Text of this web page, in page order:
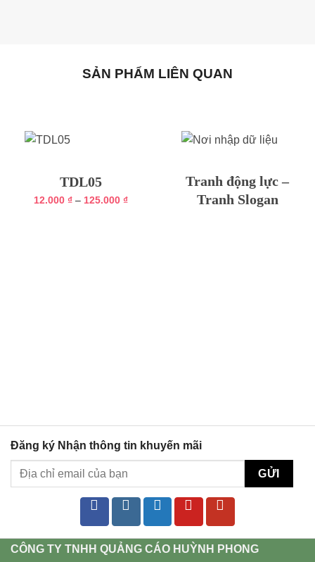
SẢN PHẨM LIÊN QUAN
TDL05
12.000 ₫ – 125.000 ₫Khoảng
Tranh động lực –
Tranh Slogan
Đăng ký Nhận thông tin khuyến mãi
CÔNG TY TNHH QUẢNG CÁO HUỲNH PHONG